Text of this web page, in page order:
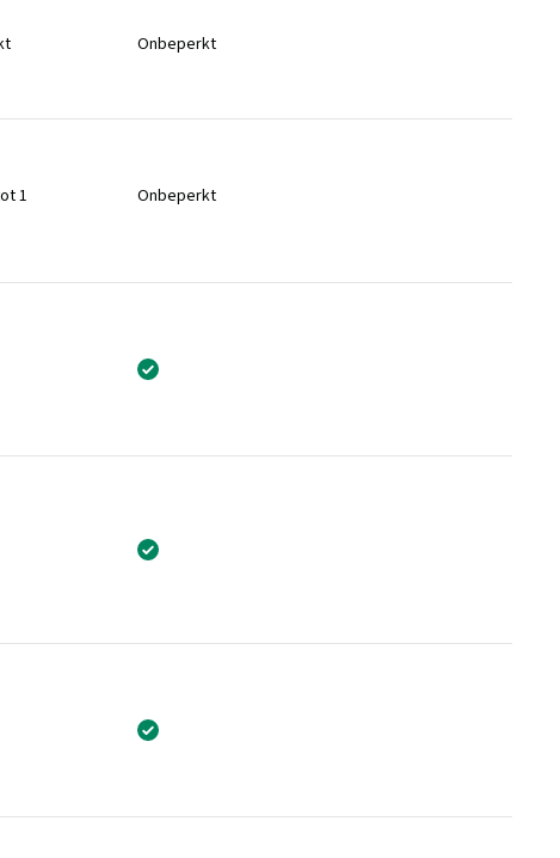
Onbeperkt
1 Onbeperkt